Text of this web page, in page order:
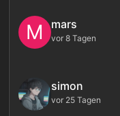
M mars
vor 8 Tagen
simon
vor 25 Tagen